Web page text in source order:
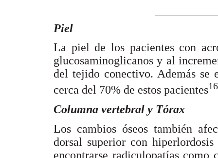
Piel
La piel de los pacientes con
glucosaminoglicanos y al
del tejido conectivo. Además se
cerca del 70% de estos pacientes
Columna vertebral y Tórax
Los cambios óseos también
dorsal superior con
encontrarse radiculopatías como